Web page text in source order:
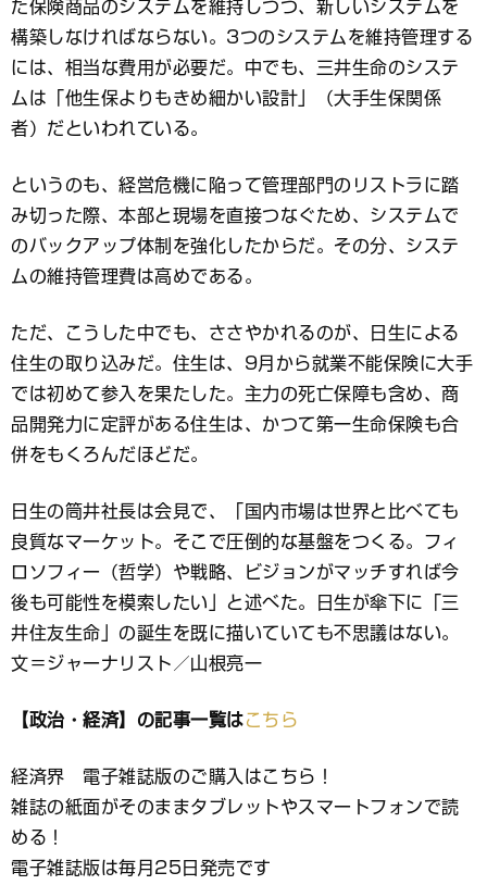
た保険商品のシステムを維持しつつ、新しいシステムを
構築しなければならない。3つのシステムを維持管理する
には、相当な費用が必要だ。中でも、三井生命のシステ
ムは「他生保よりもきめ細かい設計」（大手生保関係
者）だといわれている。
というのも、経営危機に陥って管理部門のリストラに踏
み切った際、本部と現場を直接つなぐため、システムで
のバックアップ体制を強化したからだ。その分、システ
ムの維持管理費は高めである。
ただ、こうした中でも、ささやかれるのが、日生による
住生の取り込みだ。住生は、9月から就業不能保険に大手
では初めて参入を果たした。主力の死亡保障も含め、商
品開発力に定評がある住生は、かつて第一生命保険も合
併をもくろんだほどだ。
日生の筒井社長は会見で、「国内市場は世界と比べても
良質なマーケット。そこで圧倒的な基盤をつくる。フィ
ロソフィー（哲学）や戦略、ビジョンがマッチすれば今
後も可能性を模索したい」と述べた。日生が傘下に「三
井住友生命」の誕生を既に描いていても不思議はない。
文＝ジャーナリスト／山根亮一
【政治・経済】の記事一覧はこちら
経済界 電子雑誌版のご購入はこちら！
雑誌の紙面がそのままタブレットやスマートフォンで読
める！
電子雑誌版は毎月25日発売です